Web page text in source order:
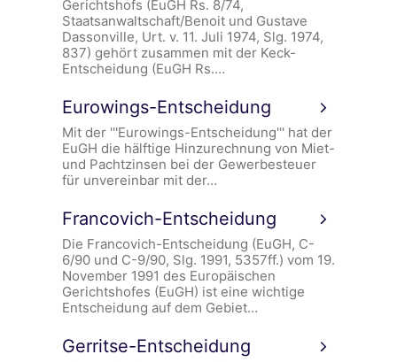
Gerichtshofs (EuGH Rs. 8/74,
Staatsanwaltschaft/Benoit und Gustave
Dassonville, Urt. v. 11. Juli 1974, Slg. 1974,
837) gehört zusammen mit der Keck-
Entscheidung (EuGH Rs.…
Eurowings-Entscheidung
Mit der '''Eurowings-Entscheidung''' hat der
EuGH die hälftige Hinzurechnung von Miet-
und Pachtzinsen bei der Gewerbesteuer
für unvereinbar mit der…
Francovich-Entscheidung
Die Francovich-Entscheidung (EuGH, C-
6/90 und C-9/90, Slg. 1991, 5357ff.) vom 19.
November 1991 des Europäischen
Gerichtshofes (EuGH) ist eine wichtige
Entscheidung auf dem Gebiet…
Gerritse-Entscheidung